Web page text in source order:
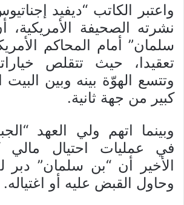
واعتبر الكاتب “ديفيد
نشرته الصحيفة
سلمان” أمام المحاكم
تعقيدا، حيث تتقلص
وتتسع الهوّة بينه وبين
كبير من جهة ثانية.
وبينما اتهم ولي العهد
في عمليات احتيال مالي
الأخير أن “بن سلمان” دبر
وحاول القبض عليه أو اغتياله.